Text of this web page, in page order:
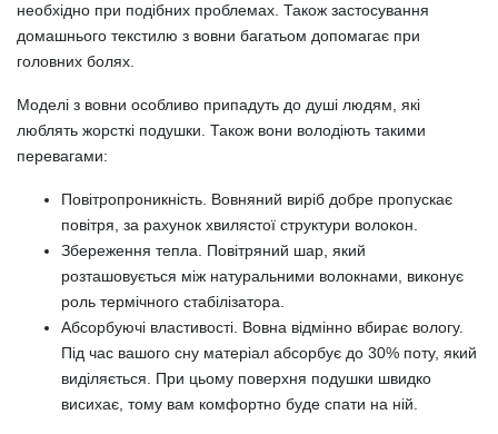
необхідно при подібних проблемах. Також застосування
домашнього текстилю з вовни багатьом допомагає при
головних болях.
Моделі з вовни особливо припадуть до душі людям, які
люблять жорсткі подушки. Також вони володіють такими
перевагами:
Повітропроникність. Вовняний виріб добре пропускає
повітря, за рахунок хвилястої структури волокон.
Збереження тепла. Повітряний шар, який
розташовується між натуральними волокнами, виконує
роль термічного стабілізатора.
Абсорбуючі властивості. Вовна відмінно вбирає вологу.
Під час вашого сну матеріал абсорбує до 30% поту, який
виділяється. При цьому поверхня подушки швидко
висихає, тому вам комфортно буде спати на ній.